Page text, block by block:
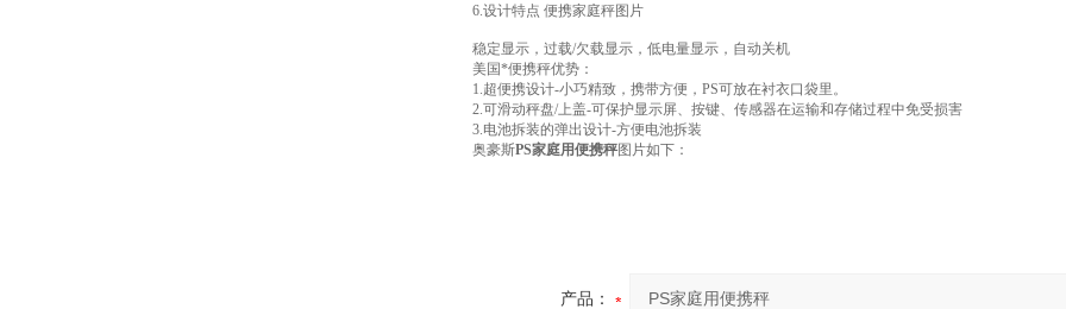
6.设计特点 便携家庭秤图片
稳定显示，过载/欠载显示，低电量显示，自动关机
美国*便携秤优势：
1.超便携设计-小巧精致，携带方便，PS可放在衬衣口袋里。
2.可滑动秤盘/上盖-可保护显示屏、按键、传感器在运输和存储过程中免受损害
3.电池拆装的弹出设计-方便电池拆装
奥豪斯PS家庭用便携秤图片如下：
产品：